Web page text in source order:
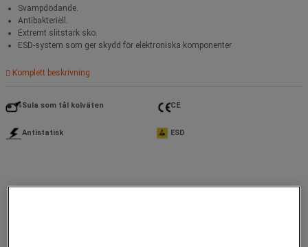
Svampdödande.
Antibakteriell.
Extremt slitstark sko.
ESD-system som ger skydd för elektroniska komponenter
Komplett beskrivning
Sula som tål kolväten CE
Antistatisk ESD